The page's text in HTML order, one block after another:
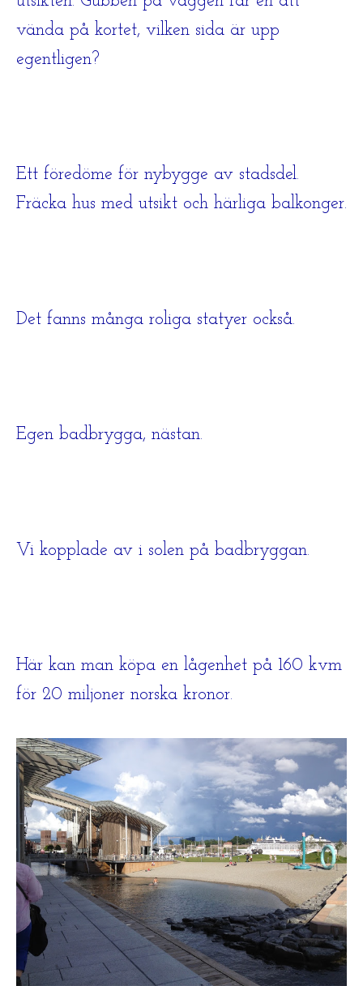
vända på kortet, vilken sida är upp
egentligen?
Ett föredöme för nybygge av stadsdel.
Fräcka hus med utsikt och härliga balkonger.
Det fanns många roliga statyer också.
Egen badbrygga, nästan.
Vi kopplade av i solen på badbryggan.
Här kan man köpa en lågenhet på 160 kvm
för 20 miljoner norska kronor.